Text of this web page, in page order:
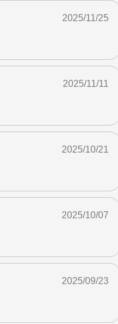
2025/11/25
2025/11/11
2025/10/21
2025/10/07
2025/09/23